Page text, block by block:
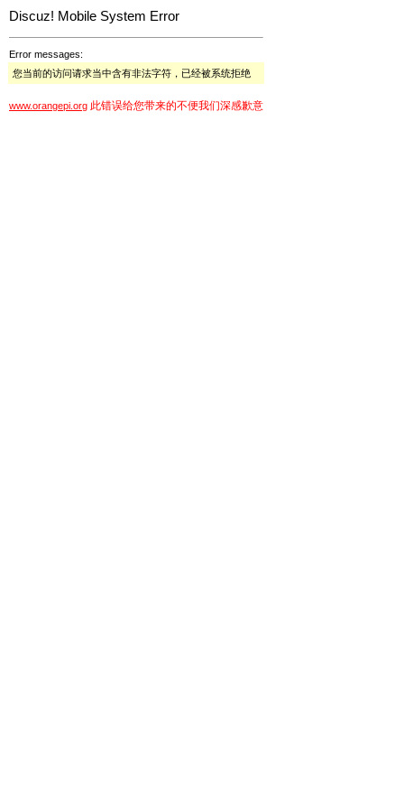
Discuz! Mobile System Error
Error messages:
您当前的访问请求当中含有非法字符，已经被系统拒绝
www.orangepi.org 此错误给您带来的不便我们深感歉意